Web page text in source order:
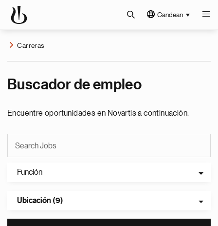
Candean
Carreras
Buscador de empleo
Encuentre oportunidades en Novartis a continuación.
Función
Ubicación (9)